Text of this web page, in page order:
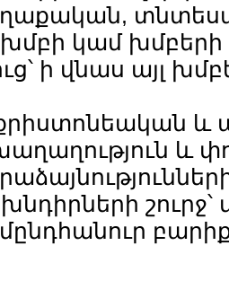
խմբի կամ խմբերի
ի վնաս այլ
և
և